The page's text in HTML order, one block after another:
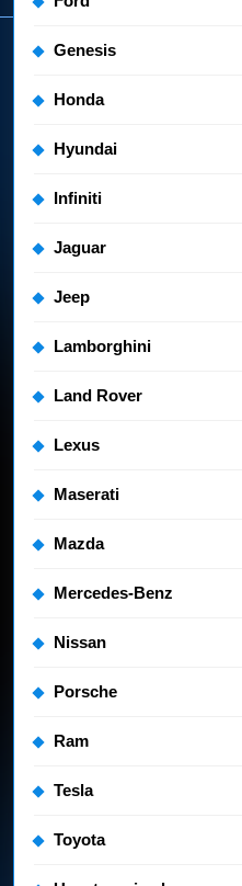
Genesis
Honda
Hyundai
Infiniti
Jaguar
Jeep
Lamborghini
Land Rover
Lexus
Maserati
Mazda
Mercedes-Benz
Nissan
Porsche
Ram
Tesla
Toyota